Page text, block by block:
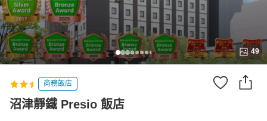
49
商務飯店
沼津靜鐵 Presio 飯店